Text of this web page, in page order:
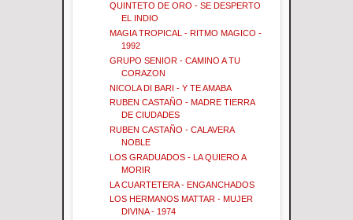
QUINTETO DE ORO - SE DESPERTO
EL INDIO
MAGIA TROPICAL - RITMO MAGICO -
1992
GRUPO SENIOR - CAMINO A TU
CORAZON
NICOLA DI BARI - Y TE AMABA
RUBEN CASTAÑO - MADRE TIERRA
DE CIUDADES
RUBEN CASTAÑO - CALAVERA
NOBLE
LOS GRADUADOS - LA QUIERO A
MORIR
LA CUARTETERA - ENGANCHADOS
LOS HERMANOS MATTAR - MUJER
DIVINA - 1974